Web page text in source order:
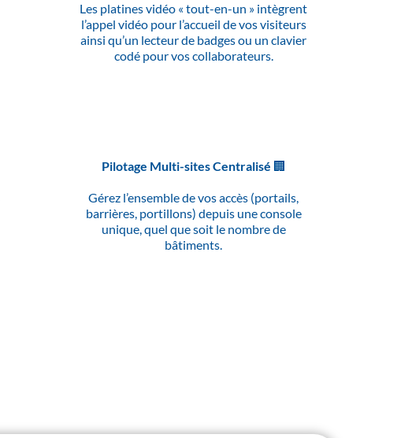
Les platines vidéo « tout-en-un » intègrent
l’appel vidéo pour l’accueil de vos visiteurs
ainsi qu’un lecteur de badges ou un clavier
codé pour vos collaborateurs.
Pilotage Multi-sites Centralisé 🏢
Gérez l’ensemble de vos accès (portails,
barrières, portillons) depuis une console
unique, quel que soit le nombre de
bâtiments.